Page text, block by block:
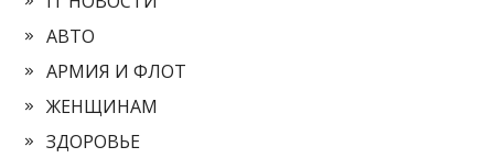
АВТО
АРМИЯ И ФЛОТ
ЖЕНЩИНАМ
ЗДОРОВЬЕ